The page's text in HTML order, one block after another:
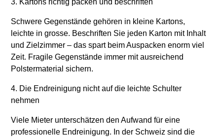
Schwere Gegenstände gehören in kleine Kartons,
leichte in grosse. Beschriften Sie jeden Karton mit Inhalt
und Zielzimmer – das spart beim Auspacken enorm viel
Zeit. Fragile Gegenstände immer mit ausreichend
Polstermaterial sichern.
4. Die Endreinigung nicht auf die leichte Schulter
nehmen
Viele Mieter unterschätzen den Aufwand für eine
professionelle Endreinigung. In der Schweiz sind die